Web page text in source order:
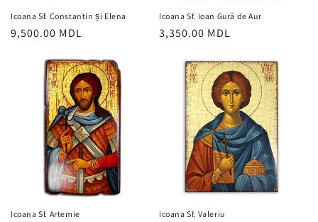
Icoana Sf. Constantin și Elena
Preț
9,500.00 MDL
Icoana Sf. Ioan Gură de Aur
Preț
3,350.00 MDL
Icoana Sf. Artemie Icoana Sf. Valeriu